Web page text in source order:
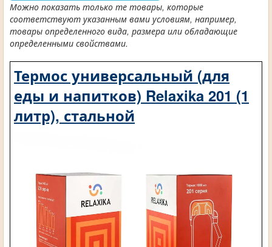
Можно показать только те товары, которые
соответствуют указанным вами условиям, например,
товары определенного вида, размера или обладающие
определенными свойствами.
Термос универсальный (для
еды и напитков) Relaxika 201 (1
литр), стальной